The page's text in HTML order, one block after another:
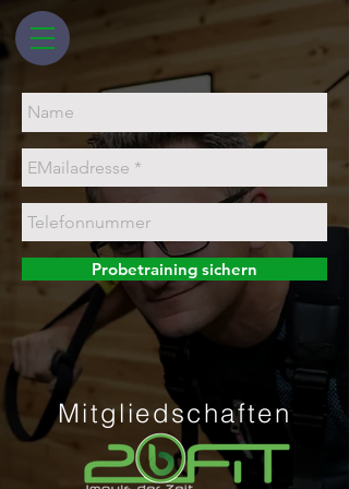
Probetraining sichern
Mitgliedschaften